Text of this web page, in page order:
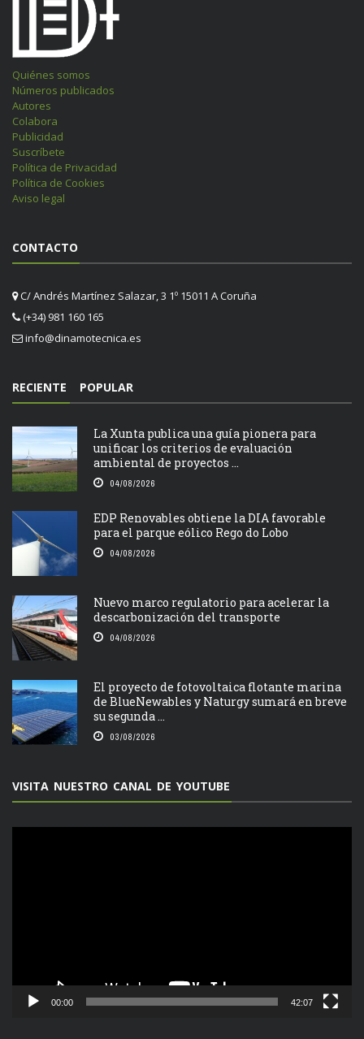
Quiénes somos
Números publicados
Autores
Colabora
Publicidad
Suscríbete
Política de Privacidad
Política de Cookies
Aviso legal
CONTACTO
C/ Andrés Martínez Salazar, 3 1º 15011 A Coruña
(+34) 981 160 165
info@dinamotecnica.es
RECIENTE POPULAR
La Xunta publica una guía pionera para
unificar los criterios de evaluación
ambiental de proyectos ...
04/08/2026
EDP Renovables obtiene la DIA favorable
para el parque eólico Rego do Lobo
04/08/2026
Nuevo marco regulatorio para acelerar la
descarbonización del transporte
04/08/2026
El proyecto de fotovoltaica flotante marina
de BlueNewables y Naturgy sumará en breve
su segunda ...
03/08/2026
VISITA NUESTRO CANAL DE YOUTUBE
00:00 42:07